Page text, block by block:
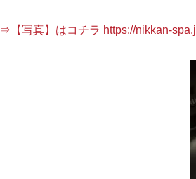
⇒【写真】はコチラ https://nikkan-